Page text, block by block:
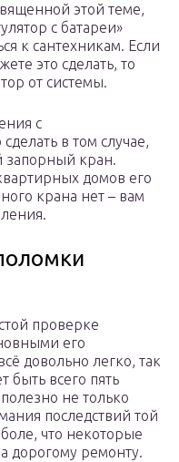
этой теме,
с батареи»
к сантехникам. Если
это сделать, то
от системы.
с
в том случае,
запорный кран.
домов его
крана нет – вам
проверке
его
довольно легко, так
быть всего пять
не только
последствий той
что некоторые
дорогому ремонту.